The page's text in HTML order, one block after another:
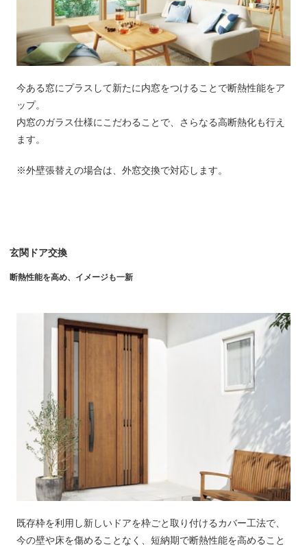
今ある窓にプラスして新たに内窓をつけることで断熱性能をア
ップ。
内窓のガラス仕様にこだわることで、さらなる高断熱化も行え
ます。
※外壁張替えの場合は、外窓交換で対応します。
玄関ドア交換
断熱性能を高め、イメージも一新
既存枠を利用し新しいドアを枠ごと取り付けるカバー工法で、
今の壁や床を傷めることなく、短納期で断熱性能を高めること